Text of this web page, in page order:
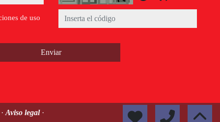
de uso
Enviar
· Aviso legal ·